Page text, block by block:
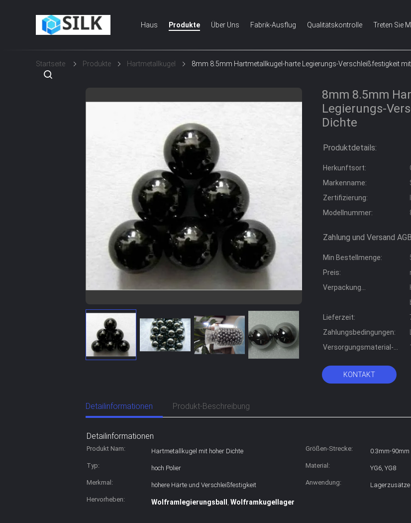
Haus Produkte Über Uns Fabrik-Ausflug Qualitätskontrolle Treten Sie
Startseite Produkte Hartmetallkugel 8mm 8.5mm Hartmetallkugel-harte Legierungs-Verschleißfestigkeit
8mm 8.5mm
Legierungs-
Dichte
Produktdetails:
Herkunftsort:
Markenname:
Zertifizierung:
Modellnummer:
Zahlung und Versand
Min Bestellmenge:
Preis:
Verpackung
Lieferzeit:
Zahlungsbedingungen:
Versorgungsmaterial-
KONTAKT
Detailinformationen Produkt-Beschreibung
Detailinformationen
Produkt Nam: Hartmetallkugel mit hoher Dichte Größen-Strecke:
0.3mm-90mm
Typ:
hoch Polier Material:
YG6, YG8
Merkmal:
höhere Härte und Verschleißfestigkeit Anwendung:
Lagerzusätze
Hervorheben:
Wolframlegierungsball , Wolframkugellager